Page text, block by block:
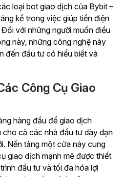
loại bot giao dịch của Bybit –
kể trong việc giúp tiền điện
với những người muốn điều
này, những công nghệ này
đến đầu tư có hiểu biết và
Công Cụ Giao
hàng đầu để giao dịch
cả các nhà đầu tư dày dạn
Nền tảng một cửa này cung
giao dịch mạnh mẽ được thiết
đầu tư và tối đa hóa lợi